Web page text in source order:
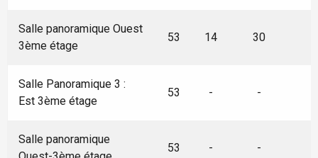
Salle panoramique Ouest
3ème étage
53 14 30
Salle Panoramique 3 :
Est 3ème étage
53 - -
Salle panoramique
53 - -